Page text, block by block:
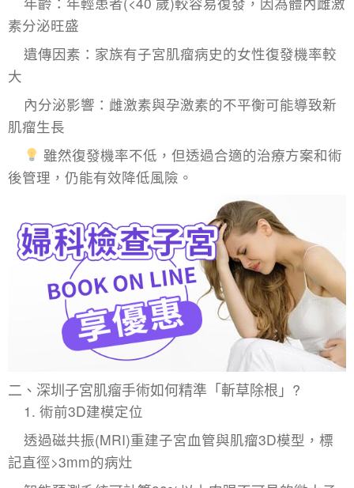
素分泌旺盛
遺傳因素：家族有子宮肌瘤病史的女性復發機率較
大
內分泌影響：雌激素與孕激素的不平衡可能導致新
肌瘤生長
雖然復發機率不低，但透過合適的治療方案和術
後管理，仍能有效降低風險。
二、深圳子宮肌瘤手術如何精準「斬草除根」?
1. ​術前3D建模定位
透過磁共振(MRI)重建子宮血管與肌瘤3D模型，標
記直徑>3mm的病灶